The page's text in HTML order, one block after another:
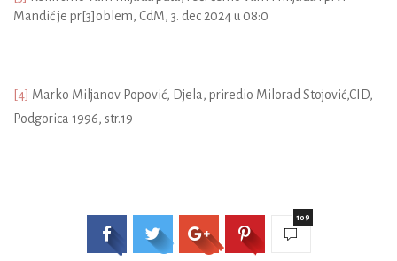
Mandić je pr[3] oblem, CdM, 3. dec 2024 u 08:0
[4] Marko Miljanov Popović, Djela, priredio Milorad Stojović,CID,
Podgorica 1996, str.19
109